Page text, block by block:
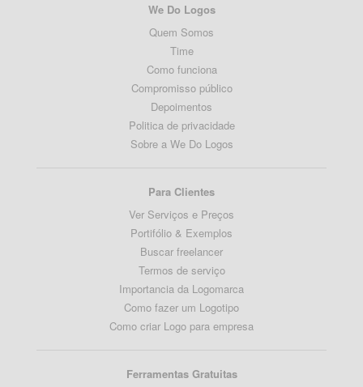
We Do Logos
Quem Somos
Time
Como funciona
Compromisso público
Depoimentos
Politica de privacidade
Sobre a We Do Logos
Para Clientes
Ver Serviços e Preços
Portifólio & Exemplos
Buscar freelancer
Termos de serviço
Importancia da Logomarca
Como fazer um Logotipo
Como criar Logo para empresa
Ferramentas Gratuitas